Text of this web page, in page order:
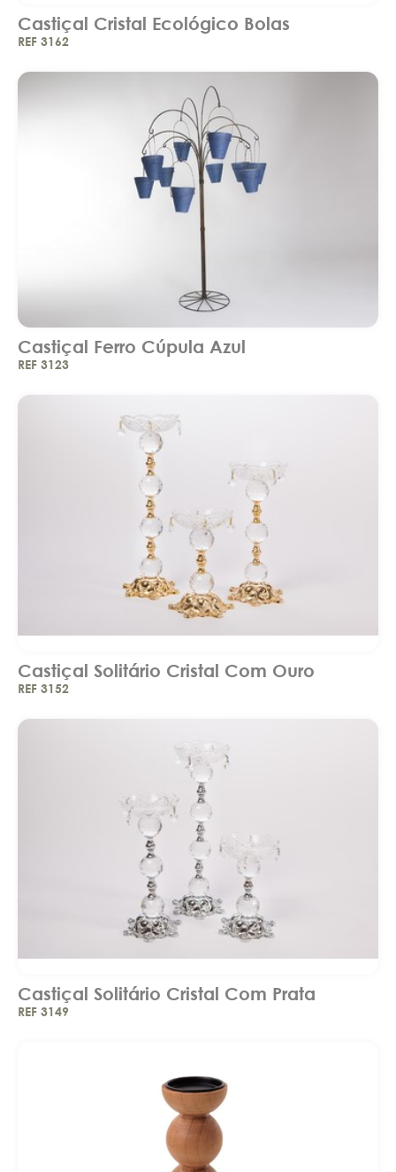
Castiçal Cristal Ecológico Bolas
REF 3162
Castiçal Ferro Cúpula Azul
REF 3123
Castiçal Solitário Cristal Com Ouro
REF 3152
Castiçal Solitário Cristal Com Prata
REF 3149